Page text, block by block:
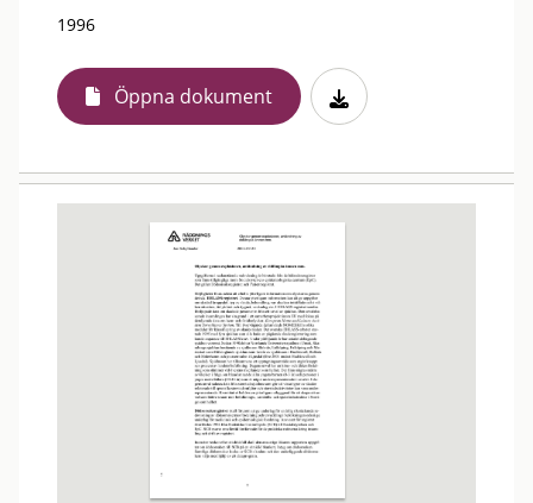
1996
Öppna dokument